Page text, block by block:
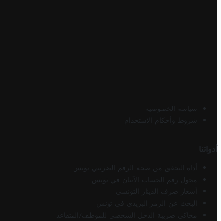
سياسة الخصوصية
شروط وأحكام الاستخدام
أدواتنا
أداة التحقق من صحة الرقم الضريبي تونس
محول رقم الحساب الآيبان في تونس
أسعار صرف الدينار التونسي
البحث عن الرمز البريدي في تونس
محاكي ضريبة الدخل الشخصي للموظف/المتقاعد